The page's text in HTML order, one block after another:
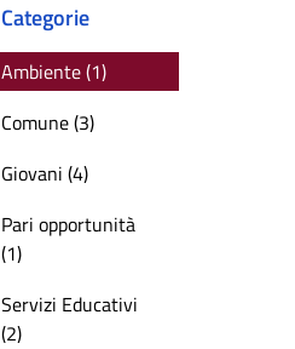
Categorie
Ambiente (1)
Comune (3)
Giovani (4)
Pari opportunità
(1)
Servizi Educativi
(2)